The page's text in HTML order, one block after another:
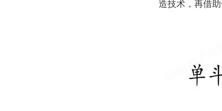
造技术，再借